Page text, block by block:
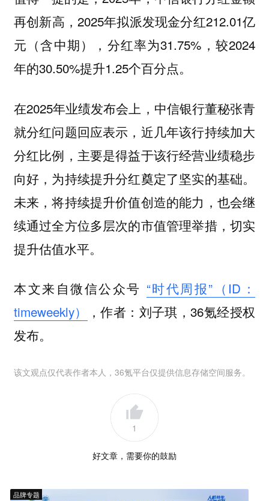
再创新高，2025年拟派发现金分红212.01亿
元（含中期），分红率为31.75%，较2024
年的30.50%提升1.25个百分点。
在2025年业绩发布会上，中信银行董秘张青
就分红问题回应表示，近几年该行持续加大
分红比例，主要是得益于该行经营业绩稳步
向好，为持续提升分红奠定了坚实的基础。
未来，将持续提升价值创造的能力，也会继
续通过全方位多层次的市值管理举措，切实
提升估值水平。
本文来自微信公众号 “时代周报”（ID：
timeweekly）
，作者：刘子琪，36氪经授权
发布。
该文观点仅代表作者本人，36氪平台仅提供信息存储空间服务。
1
好文章，需要你的鼓励
品牌专题